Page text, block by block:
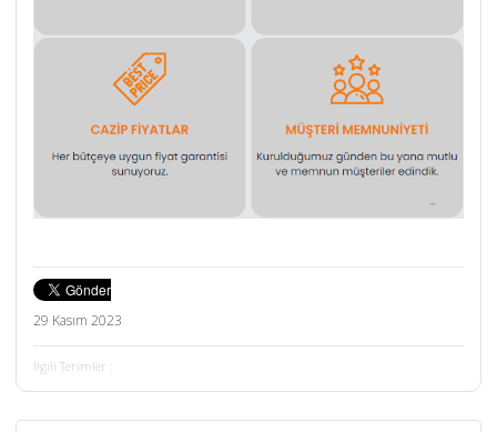
29 Kasım 2023
İlgili Terimler :